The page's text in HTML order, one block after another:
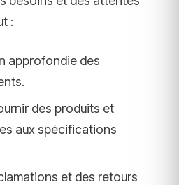
:
approfondie des
des produits et
aux spécifications
et des retours